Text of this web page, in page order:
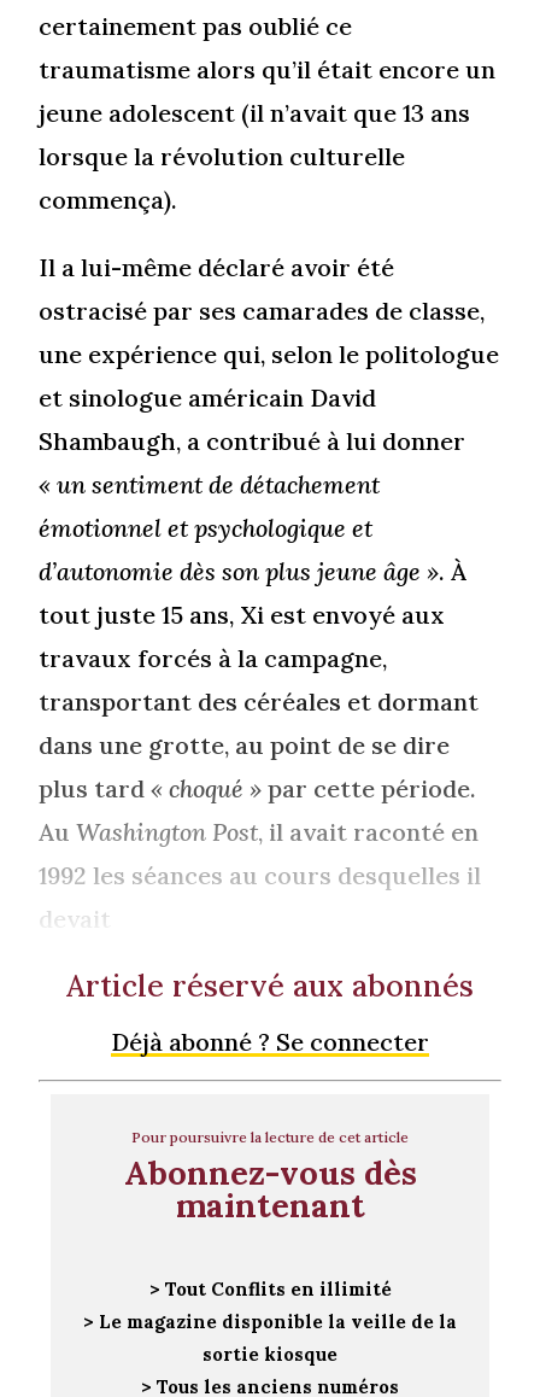
certainement pas oublié ce
traumatisme alors qu’il était encore un
jeune adolescent (il n’avait que 13 ans
lorsque la révolution culturelle
commença).
Il a lui-même déclaré avoir été
ostracisé par ses camarades de classe,
une expérience qui, selon le politologue
et sinologue américain David
Shambaugh, a contribué à lui donner
« un sentiment de détachement
émotionnel et psychologique et
d’autonomie dès son plus jeune âge ». À
tout juste 15 ans, Xi est envoyé aux
travaux forcés à la campagne,
transportant des céréales et dormant
dans une grotte, au point de se dire
plus tard« choqué » par cette période.
AuWashington Post, il avait raconté en
1992 les séances au cours desquelles il
devait
Article réservé aux abonnés
Déjà abonné ? Se connecter
Pour poursuivre la lecture de cet article
Abonnez-vous dès
maintenant
> Tout Conflits en illimité
> Le magazine disponible la veille de la
sortie kiosque
> Tous les anciens numéros